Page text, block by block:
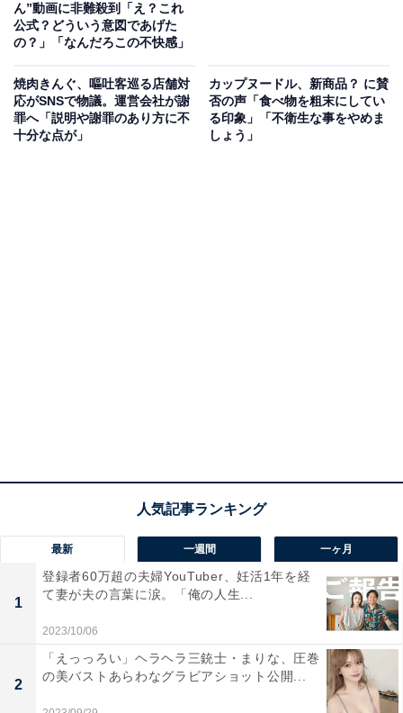
ん”動画に非難殺到「え？これ
公式？どういう意図であげた
の？」「なんだろこの不快感」
焼肉きんぐ、嘔吐客巡る店舗対
応がSNSで物議。運営会社が謝
罪へ「説明や謝罪のあり方に不
十分な点が」
カップヌードル、新商品？ に賛
否の声「食べ物を粗末にしてい
る印象」「不衛生な事をやめま
しょう」
最新 一週間 一ヶ月
1
登録者60万超の夫婦YouTuber、妊活1年を経
て妻が夫の言葉に涙。「俺の人生...
2023/10/06
2
「えっっろい」ヘラヘラ三銃士・まりな、圧巻
の美バストあらわなグラビアショット公開...